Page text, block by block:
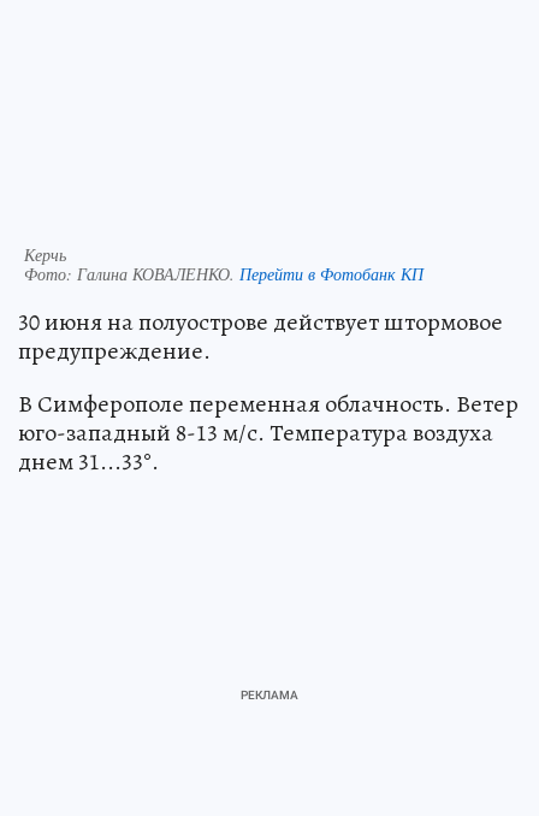
Керчь
Фото: Галина КОВАЛЕНКО. Перейти в Фотобанк КП
30 июня на полуострове действует штормовое
предупреждение.
В Симферополе переменная облачность. Ветер
юго-западный 8-13 м/с. Температура воздуха
днем 31...33°.